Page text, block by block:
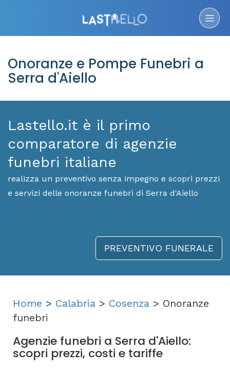
Onoranze e Pompe Funebri a
Serra d'Aiello
Lastello.it è il primo
comparatore di agenzie
funebri italiane
realizza un preventivo senza impegno e scopri prezzi
e servizi delle onoranze funebri di Serra d'Aiello
PREVENTIVO FUNERALE
Home > Calabria > Cosenza > Onoranze
funebri
Agenzie funebri a Serra d'Aiello:
scopri prezzi, costi e tariffe